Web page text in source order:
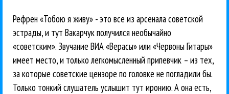
Рефрен «Тобою я живу» - это все из арсенала советской
эстрады, и тут Вакарчук получился необычайно
«советским». Звучание ВИА «Верасы» или «Червоны Гитары»
имеет место, и только легкомысленный припевчик – из тех,
за которые советские цензоре по головке не погладили бы.
Только тонкий слушатель услышит тут иронию. А она есть,